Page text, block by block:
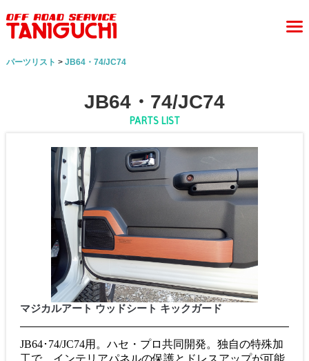
パーツリスト > JB64・74/JC74
JB64・74/JC74
PARTS LIST
マジカルアート ウッドシート キックガード
JB64･74/JC74用。ハセ・プロ共同開発。独自の特殊加
工で、インテリアパネルの保護とドレスアップが可能